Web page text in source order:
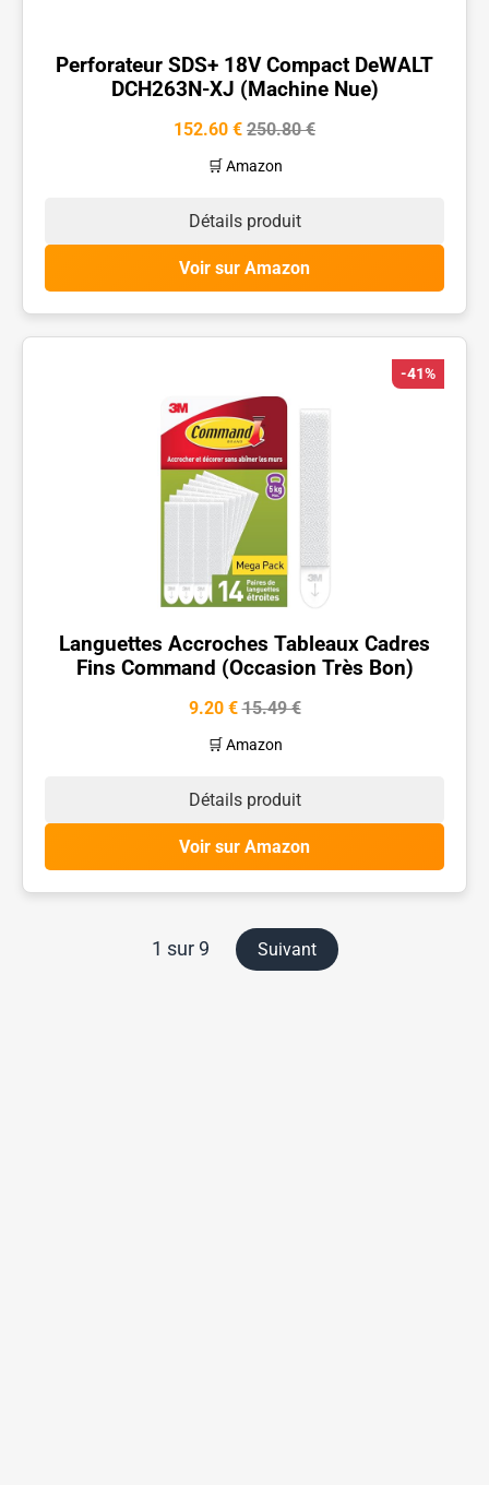
Perforateur SDS+ 18V Compact DeWALT
DCH263N-XJ (Machine Nue)
152.60 € 250.80 €
🛒 Amazon
Détails produit
Voir sur Amazon
-41%
Languettes Accroches Tableaux Cadres
Fins Command (Occasion Très Bon)
9.20 €15.49 €
🛒 Amazon
Détails produit
Voir sur Amazon
1 sur 9 Suivant